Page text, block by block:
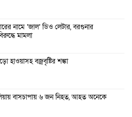
নামে ‘জাল’ ডিও লেটার, বরগুনার
মামলা
হাওয়াসহ বজ্রবৃষ্টির শঙ্কা
বাসচাপায় ৬ জন নিহত, আহত অনেকে